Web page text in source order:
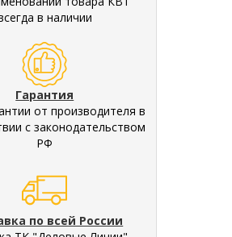
в наличии
Гарантия
от производителя в
с законодательством
РФ
по всей России